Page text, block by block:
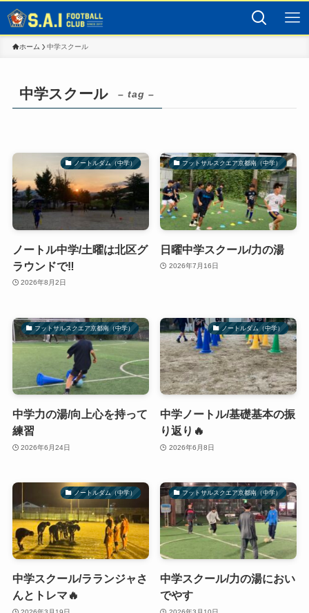
ホーム 中学スクール
中学スクール – tag –
ノートルダム（中学）
ノートル中学/土曜は北区グ
ラウンドで‼️
2026年8月2日
フットサルスクエア京都南（中学）
日曜中学スクール/力の湯
2026年7月16日
フットサルスクエア京都南（中学）
中学力の湯/向上心を持って
練習
2026年6月24日
ノートルダム（中学）
中学ノートル/基礎基本の振
り返り🔥
2026年6月8日
ノートルダム（中学）
中学スクール/ラランジャさ
んとトレマ🔥
フットサルスクエア京都南（中学）
中学スクール/力の湯におい
でやす